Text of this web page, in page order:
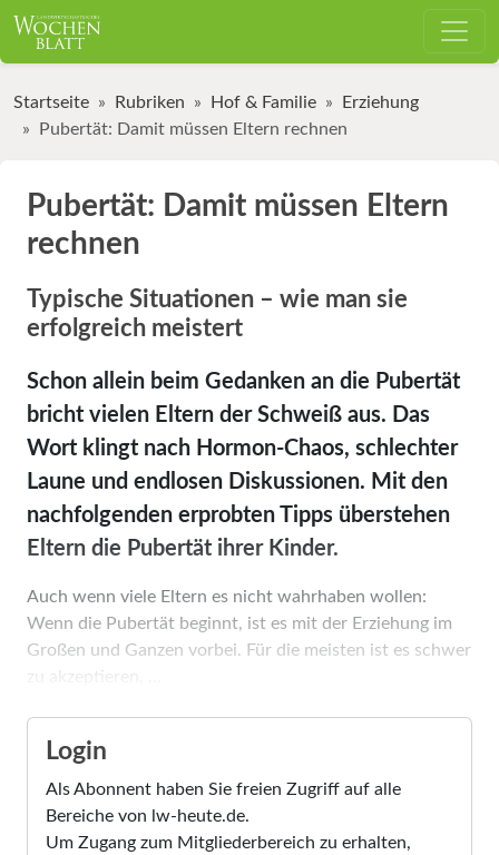
Startseite Rubriken Hof & Familie
Erziehung
Pubertät: Damit müssen Eltern rechnen
Pubertät: Damit müssen Eltern
rechnen
Typische Situationen – wie man sie
erfolgreich meistert
Schon allein beim Gedanken an die Pubertät
bricht vielen Eltern der Schweiß aus. Das
Wort klingt nach Hormon-Chaos, schlechter
Laune und endlosen Diskussionen. Mit den
nachfolgenden erprobten Tipps überstehen
Eltern die Pubertät ihrer Kinder.
Auch wenn viele Eltern es nicht wahrhaben wollen:
Wenn die Pubertät beginnt, ist es mit der Erziehung im
Großen und Ganzen vorbei. Für die meisten ist es schwer
zu akzeptieren, ...
Login
Als Abonnent haben Sie freien Zugriff auf alle
Bereiche von lw-heute.de.
Um Zugang zum Mitgliederbereich zu erhalten,